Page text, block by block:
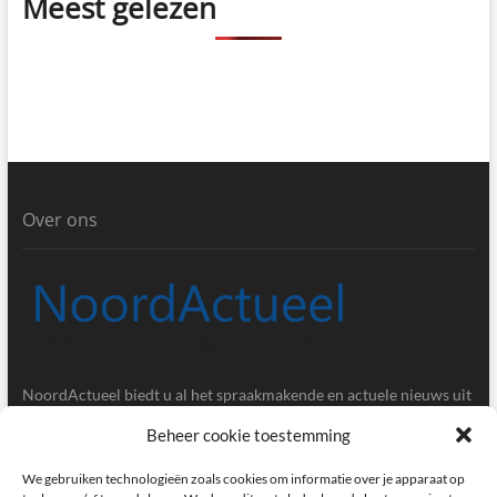
Beheer cookie toestemming
We gebruiken technologieën zoals cookies om informatie over je apparaat op
Over ons
NoordActueel biedt u al het spraakmakende en actuele nieuws uit
Gegevens